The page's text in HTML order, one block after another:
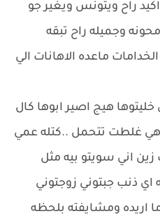
راح ويتونس ويغير جو
وجميله راح تبقه
ماعده الاهانات الي
هيج اصير ابوها كال
غلطت تتحمل ..كتله عمي
اني سويتو بيه مثل
ذنب جبتوني زوجتوني
اريده ومشايفته بلحظه